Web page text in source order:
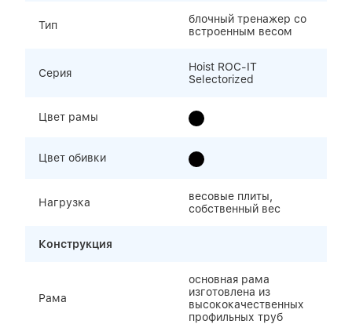
Тип
блочный тренажер со
встроенным весом
Серия
Hoist ROC-IT
Selectorized
Цвет рамы
Цвет обивки
Нагрузка
весовые плиты,
собственный вес
Конструкция
Рама
основная рама
изготовлена из
высококачественных
профильных труб